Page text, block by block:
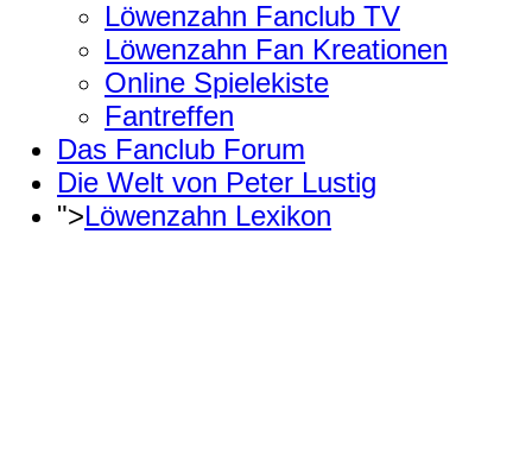
Löwenzahn Fanclub TV
Löwenzahn Fan Kreationen
Online Spielekiste
Fantreffen
Das Fanclub Forum
Die Welt von Peter Lustig
">Löwenzahn Lexikon